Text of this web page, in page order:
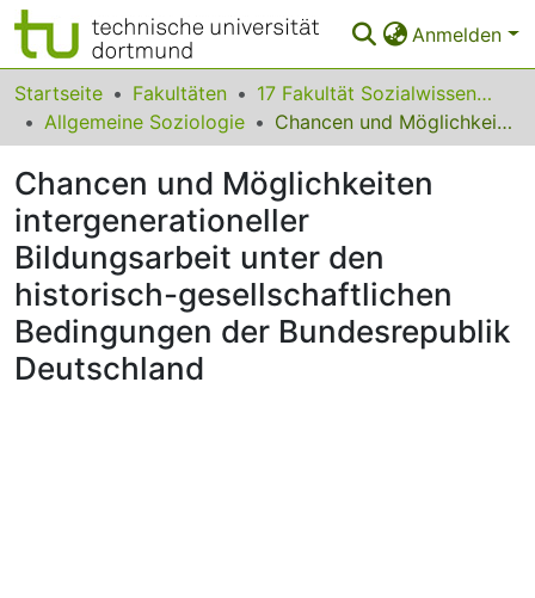
Anmelden
Bereiche & Sammlungen
Das gesamte Repositorium
Statistiken
FAQ
Leitlinien
Zurück zur Startseite
Startseite Fakultäten
17 Fakultät Sozialwissenschaften
Allgemeine Soziologie
Chancen und Möglichkeiten intergenerationeller Bildungsarbeit unter den historisch-gesellschaftlichen Bedingungen der Bundesrepublik Deutschland
Chancen und Möglichkeiten
intergenerationeller
Bildungsarbeit unter den
historisch-gesellschaftlichen
Bedingungen der Bundesrepublik
Deutschland